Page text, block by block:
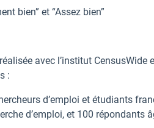
bien” et “Assez bien”
avec l’institut
:
d’emploi et étudiants
d’emploi, et 100 répondants